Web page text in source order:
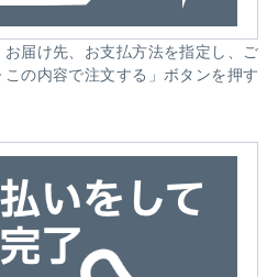
届け先、お支払方法を指定し、ご
の内容で注文する」ボタンを押す